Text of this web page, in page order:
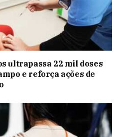
ultrapassa 22 mil doses
e reforça ações de